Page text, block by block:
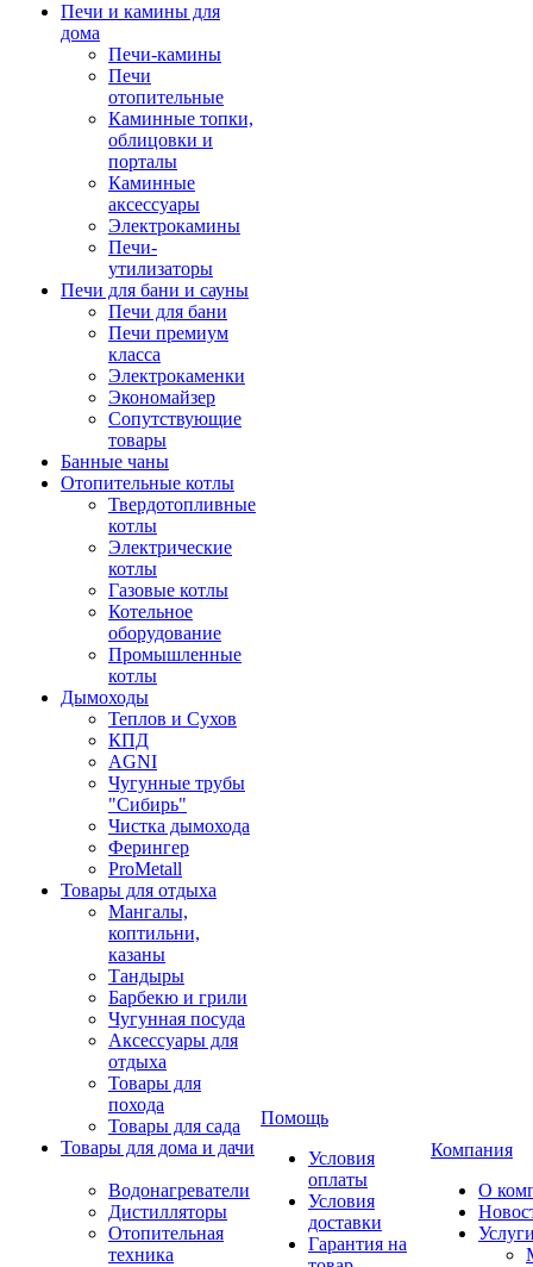
Печи и камины для
дома
Печи-камины
Печи
отопительные
Каминные топки,
облицовки и
порталы
Каминные
аксессуары
Электрокамины
Печи-
утилизаторы
Печи для бани и сауны
Печи для бани
Печи премиум
класса
Электрокаменки
Экономайзер
Сопутствующие
товары
Банные чаны
Отопительные котлы
Твердотопливные
котлы
Электрические
котлы
Газовые котлы
Котельное
оборудование
Промышленные
котлы
Дымоходы
Теплов и Сухов
КПД
AGNI
Чугунные трубы
"Сибирь"
Чистка дымохода
Ферингер
ProMetall
Товары для отдыха
Мангалы,
коптильни,
казаны
Тандыры
Барбекю и грили
Чугунная посуда
Аксессуары для
отдыха
Товары для
похода
Товары для сада
Товары для дома и дачи
Водонагреватели
Дистилляторы
Отопительная
техника
Помощь
Условия
оплаты
Условия
доставки
Гарантия на
Компания
О